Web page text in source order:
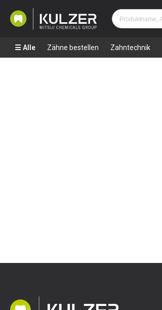
Alle Zähne bestellen Zahntechnik